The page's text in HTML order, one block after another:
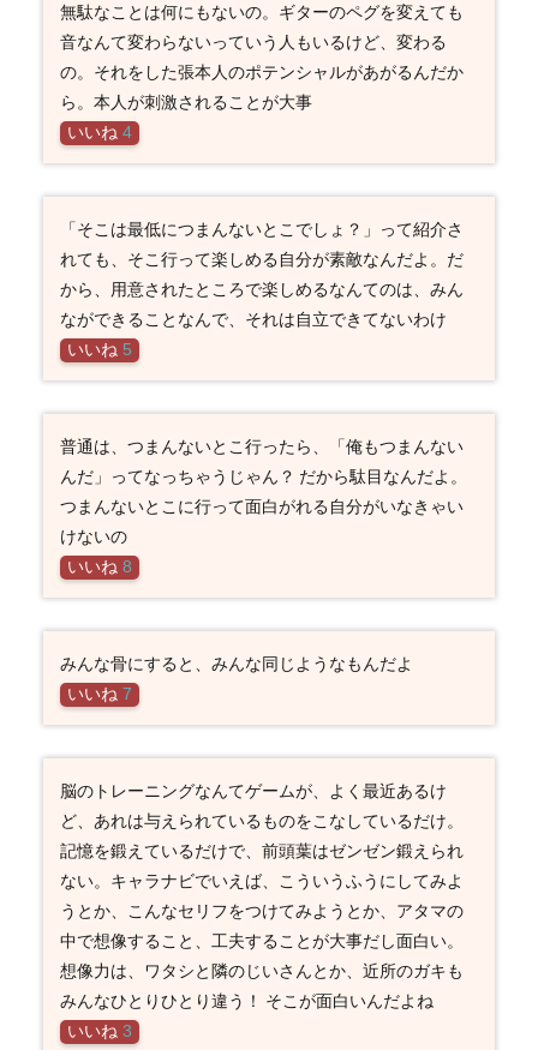
無駄なことは何にもないの。ギターのペグを変えても
音なんて変わらないっていう人もいるけど、変わる
の。それをした張本人のポテンシャルがあがるんだか
ら。本人が刺激されることが大事
いいね 4
「そこは最低につまんないとこでしょ？」って紹介さ
れても、そこ行って楽しめる自分が素敵なんだよ。だ
から、用意されたところで楽しめるなんてのは、みん
なができることなんで、それは自立できてないわけ
いいね 5
普通は、つまんないとこ行ったら、「俺もつまんない
んだ」ってなっちゃうじゃん？ だから駄目なんだよ。
つまんないとこに行って面白がれる自分がいなきゃい
けないの
いいね 8
みんな骨にすると、みんな同じようなもんだよ
いいね 7
脳のトレーニングなんてゲームが、よく最近あるけ
ど、あれは与えられているものをこなしているだけ。
記憶を鍛えているだけで、前頭葉はゼンゼン鍛えられ
ない。キャラナビでいえば、こういうふうにしてみよ
うとか、こんなセリフをつけてみようとか、アタマの
中で想像すること、工夫することが大事だし面白い。
想像力は、ワタシと隣のじいさんとか、近所のガキも
みんなひとりひとり違う！ そこが面白いんだよね
いいね 3